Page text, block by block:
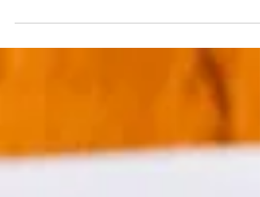
errada, pode ficar com...